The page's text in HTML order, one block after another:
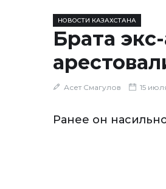
НОВОСТИ КАЗАХСТАНА
Брата
Асет Смагулов 15
Ранее он